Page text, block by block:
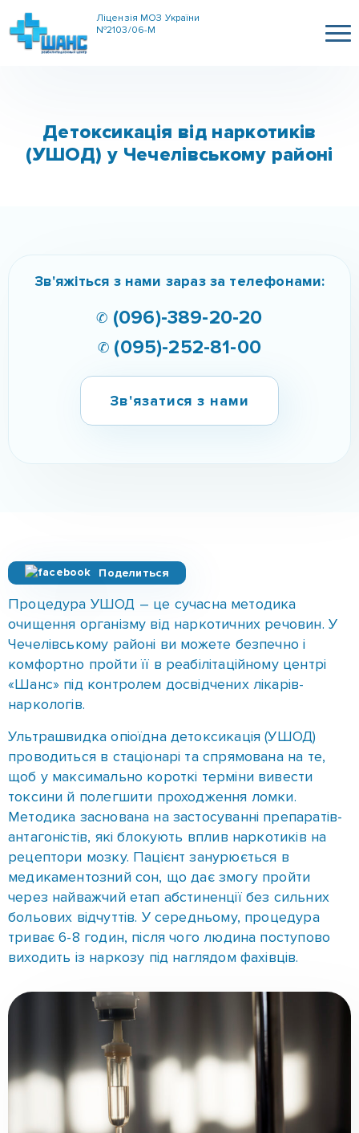
Ліцензія МОЗ України
№2103/06-М
Детоксикація від наркотиків
(УШОД) у Чечелівському районі
(УШОД) у Чечелівському районі
✆ (096)-389-20-20
✆ (095)-252-81-00
Зв'язатися з нами
Поделиться
Процедура УШОД
це сучасна методика
очищення організму від наркотичних речовин. У
Чечелівському районі ви можете безпечно і
комфортно пройти її в реабілітаційному центрі
«Шанс» під контролем досвідчених лікарів-